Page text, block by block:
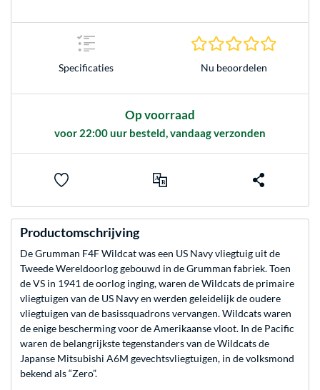
Specificaties Nu beoordelen
Op voorraad
voor 22:00 uur besteld, vandaag verzonden
Productomschrijving
De Grumman F4F Wildcat was een US Navy vliegtuig uit de
Tweede Wereldoorlog gebouwd in de Grumman fabriek. Toen
de VS in 1941 de oorlog inging, waren de Wildcats de primaire
vliegtuigen van de US Navy en werden geleidelijk de oudere
vliegtuigen van de basissquadrons vervangen. Wildcats waren
de enige bescherming voor de Amerikaanse vloot. In de Pacific
waren de belangrijkste tegenstanders van de Wildcats de
Japanse Mitsubishi A6M gevechtsvliegtuigen, in de volksmond
bekend als “Zero”.